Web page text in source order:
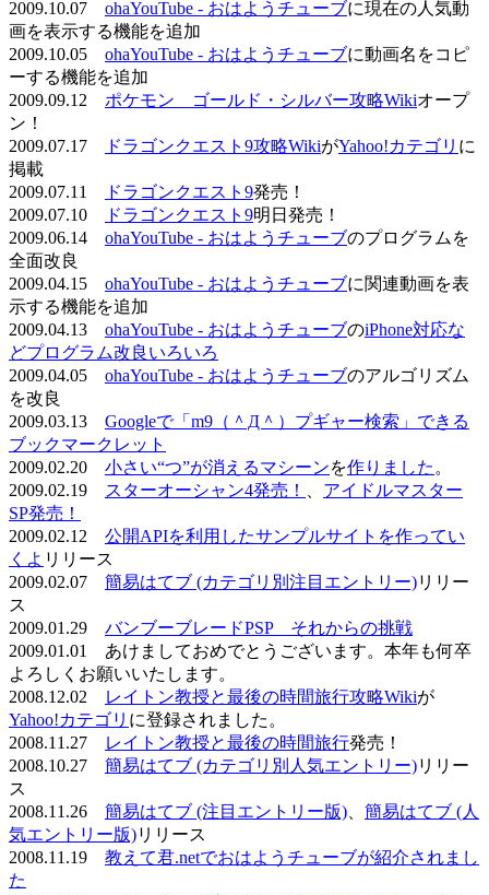
2009.10.07 ohaYouTube - おはようチューブに現在の人気動
画を表示する機能を追加
2009.10.05 ohaYouTube - おはようチューブに動画名をコピ
ーする機能を追加
2009.09.12 ポケモン ゴールド・シルバー攻略Wikiオープ
ン！
2009.07.17
ドラゴンクエスト9攻略WikiがYahoo!カテゴリ に
掲載
2009.07.11
ドラゴンクエスト9発売！
2009.07.10
ドラゴンクエスト9明日発売！
2009.06.14 ohaYouTube - おはようチューブのプログラムを
全面改良
2009.04.15 ohaYouTube - おはようチューブに関連動画を表
示する機能を追加
2009.04.13 ohaYouTube - おはようチューブのiPhone対応な
どプログラム改良いろいろ
2009.04.05 ohaYouTube - おはようチューブのアルゴリズム
を改良
2009.03.13 Googleで「m9（＾Д＾）プギャー検索」できる
ブックマークレット
2009.02.20 小さい“つ”が消えるマシーンを作りました 。
2009.02.19
スターオーシャン4発売！
アイドルマスター
SP発売！
2009.02.12 公開APIを利用したサンプルサイトを作ってい
くよ リリース
2009.02.07 簡易はてブ (カテゴリ別注目エントリー)リリー
ス
2009.01.29 バンブーブレードPSP それからの挑戦
2009.01.01 あけましておめでとうございます。本年も何卒
よろしくお願いいたします。
2008.12.02
レイトン教授と最後の時間旅行攻略Wikiが
Yahoo!カテゴリ に登録されました。
2008.11.27
レイトン教授と最後の時間旅行発売！
2008.10.27 簡易はてブ (カテゴリ別人気エントリー)リリー
ス
2008.11.26 簡易はてブ (注目エントリー版)
簡易はてブ (人
気エントリー版)リリース
2008.11.19 教えて君.netでおはようチューブが紹介されまし
た